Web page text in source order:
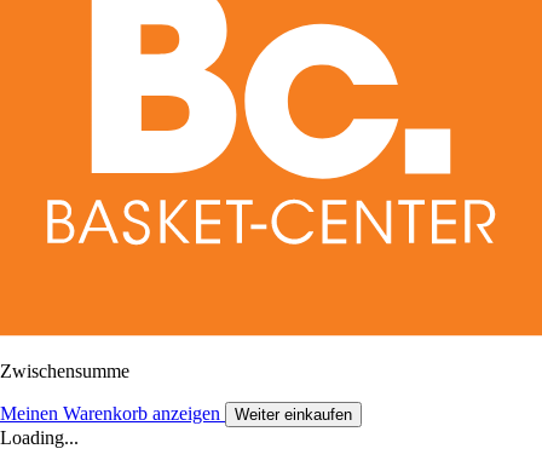
Zwischensumme
Meinen Warenkorb anzeigen Weiter einkaufen
Loading...